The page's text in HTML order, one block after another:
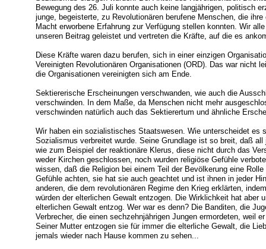
Bewegung des 26. Juli konnte auch keine langjährigen, politisch
junge, begeisterte, zu Revolutionären berufene Menschen, die
Macht erworbene Erfahrung zur Verfügung stellen konnten. Wir
unseren Beitrag geleistet und vertreten die Kräfte, auf die es
Diese Kräfte waren dazu berufen, sich in einer einzigen
Vereinigten Revolutionären Organisationen (ORD). Das war nicht
die Organisationen vereinigten sich am Ende.
Sektiererische Erscheinungen verschwanden, wie auch die
verschwinden. In dem Maße, da Menschen nicht mehr
verschwinden natürlich auch das Sektierertum und ähnliche
Wir haben ein sozialistisches Staatswesen. Wie unterscheidet es
Sozialismus verbreitet wurde. Seine Grundlage ist so breit, daß
wie zum Beispiel der reaktionäre Klerus, diese nicht durch das
weder Kirchen geschlossen, noch wurden religiöse Gefühle
wissen, daß die Religion bei einem Teil der Bevölkerung eine
Gefühle achten, sie hat sie auch geachtet und ist ihnen in jeder
anderen, die dem revolutionären Regime den Krieg erklärten,
würden der elterlichen Gewalt entzogen. Die Wirklichkeit hat aber
elterlichen Gewalt entzog. Wer war es denn? Die Banditen, die
Verbrecher, die einen sechzehnjährigen Jungen ermordeten, weil
Seiner Mutter entzogen sie für immer die elterliche Gewalt, die
jemals wieder nach Hause kommen zu sehen...